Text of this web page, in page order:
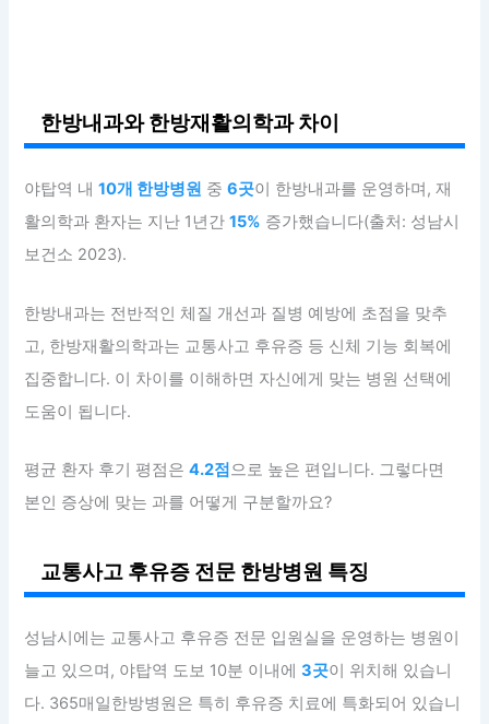
한방내과와 한방재활의학과 차이
야탑역 내10개 한방병원 중6곳이 한방내과를 운영하며, 재
활의학과 환자는 지난 1년간15% 증가했습니다(출처: 성남시
보건소 2023).
한방내과는 전반적인 체질 개선과 질병 예방에 초점을 맞추
고, 한방재활의학과는 교통사고 후유증 등 신체 기능 회복에
집중합니다. 이 차이를 이해하면 자신에게 맞는 병원 선택에
도움이 됩니다.
평균 환자 후기 평점은4.2점으로 높은 편입니다. 그렇다면
본인 증상에 맞는 과를 어떻게 구분할까요?
교통사고 후유증 전문 한방병원 특징
성남시에는 교통사고 후유증 전문 입원실을 운영하는 병원이
늘고 있으며, 야탑역 도보 10분 이내에3곳이 위치해 있습니
다. 365매일한방병원은 특히 후유증 치료에 특화되어 있습니